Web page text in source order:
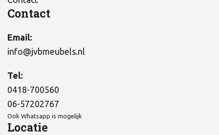
Contact
Email:
info@jvbmeubels.nl
Tel:
0418-700560
06-57202767
Ook Whatsapp is mogelijk
Locatie